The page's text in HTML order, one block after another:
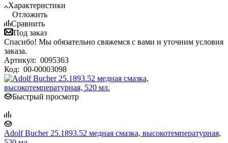
Характеристики
Отложить
Сравнить
Под заказ
Спасибо! Мы обязательно свяжемся с вами и уточним условия
заказа.
Артикул: 0095363
Код: 00-00003098
Быстрый просмотр
Adolf Bucher 25.1893.52 медная смазка, высокотемпературная,